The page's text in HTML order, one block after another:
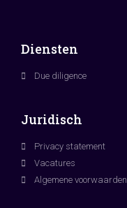
Diensten
Due diligence
Juridisch
Privacy statement
Vacatures
Algemene voorwaarden